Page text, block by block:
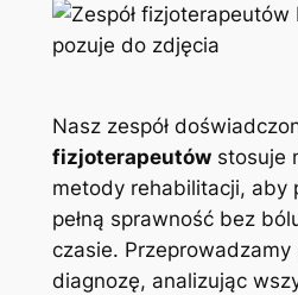
Nasz zespół
fizjoterapeutówstosuje
metody rehabilitacji, aby
pełną sprawność bez
czasie. Przeprowadzamy
diagnozę, analizując